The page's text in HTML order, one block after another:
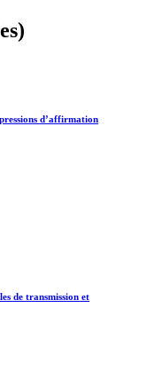
d’affirmation
de transmission et